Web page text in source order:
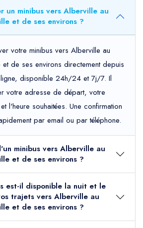
un minibus vers Alberville au
et de ses environs ?
votre minibus vers Alberville au
de ses environs directement depuis
disponible 24h/24 et 7j/7. Il
votre adresse de départ, votre
l'heure souhaitées. Une confirmation
par email ou par téléphone.
minibus vers Alberville au
et de ses environs ?
est-il disponible la nuit et le
trajets vers Alberville au
et de ses environs ?